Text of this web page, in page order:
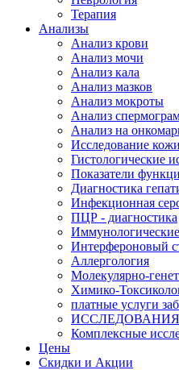
Терапия
Анализы
Анализ крови
Анализ мочи
Анализ кала
Анализ мазков
Анализ мокроты
Анализ
Анализ на
Исследование
Гистологические
Показатели
Диагностика
Инфекционная
ПЦР - диагностика
Интерфероновый
Аллергология
Молекулярно-
Химико-
платные услуги
ИССЛЕДОВАНИЯ
Комплексные
Цены
Скидки и Акции